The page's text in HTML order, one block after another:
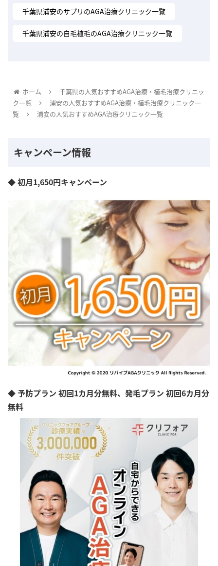
千葉県浦安のサプリのAGA治療クリニック一覧
千葉県浦安の自毛植毛のAGA治療クリニック一覧
ホーム
千葉県の人気おすすめAGA治療・植毛治療クリニッ
ク一覧
浦安の人気おすすめAGA治療・植毛治療クリニック一
覧
浦安の人気おすすめAGA治療クリニック一覧
キャンペーン情報
◆ 初月1,650円キャンペーン
◆ 予防プラン 初回1カ月分無料、発毛プラン 初回6カ月分
無料